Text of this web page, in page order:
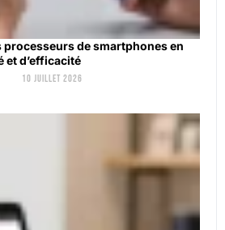
processeurs de smartphones en
et d’efficacité
10 juillet 2026